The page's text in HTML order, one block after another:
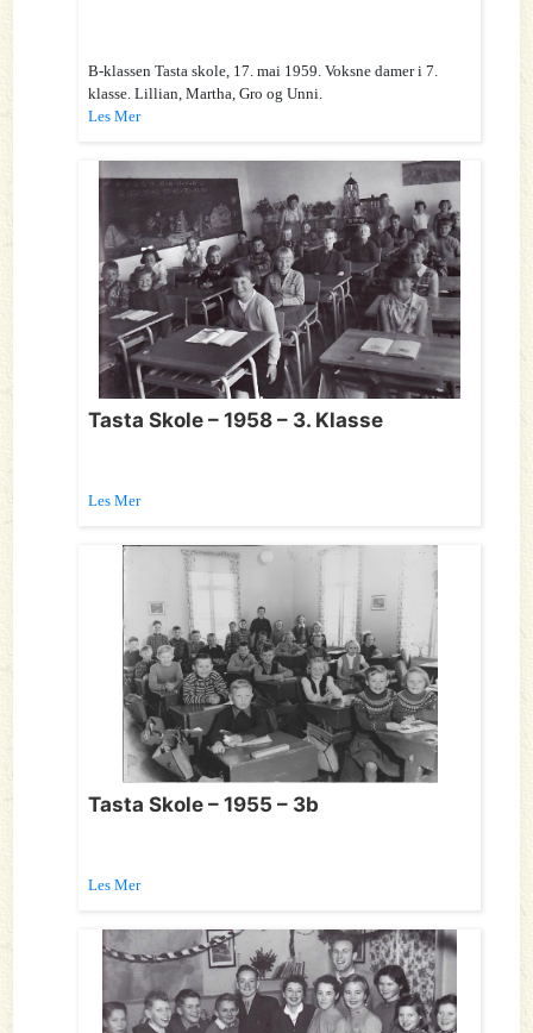
B-klassen Tasta skole, 17. mai 1959. Voksne damer i 7.
klasse. Lillian, Martha, Gro og Unni.
Les Mer
Tasta Skole – 1958 – 3. Klasse
Les Mer
Tasta Skole – 1955 – 3b
Les Mer